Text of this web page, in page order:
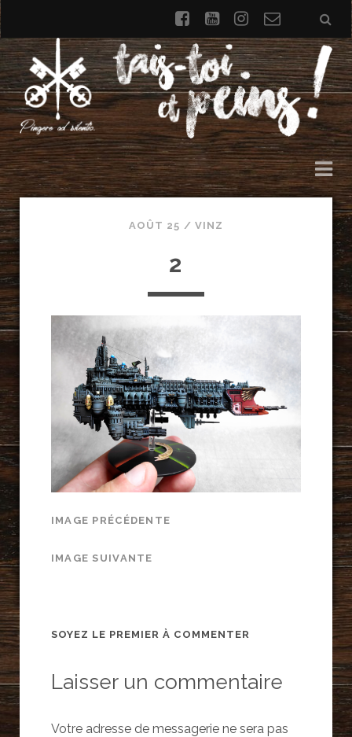
facebookyoutubeinstagram
de
contact
AOÛT 25 / VINZ
2
IMAGE PRÉCÉDENTE
IMAGE SUIVANTE
SOYEZ LE PREMIER À COMMENTER
Laisser un commentaire
Votre adresse de messagerie ne sera pas